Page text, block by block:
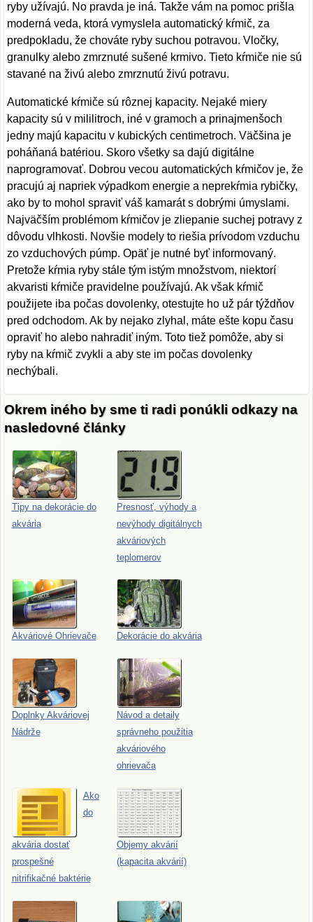
ryby užívajú. No pravda je iná. Takže vám na pomoc prišla
moderná veda, ktorá vymyslela automatický kŕmič, za
predpokladu, že chováte ryby suchou potravou. Vločky,
granulky alebo zmrznuté sušené krmivo. Tieto kŕmiče nie sú
stavané na živú alebo zmrznutú živú potravu.
Automatické kŕmiče sú rôznej kapacity. Nejaké miery
kapacity sú v mililitroch, iné v gramoch a prinajmenšoch
jedny majú kapacitu v kubických centimetroch. Väčšina je
poháňaná batériou. Skoro všetky sa dajú digitálne
naprogramovať. Dobrou vecou automatických kŕmičov je, že
pracujú aj napriek výpadkom energie a neprekŕmia rybičky,
ako by to mohol spraviť váš kamarát s dobrými úmyslami.
Najväčším problémom kŕmičov je zliepanie suchej potravy z
dôvodu vlhkosti. Novšie modely to riešia prívodom vzduchu
zo vzduchových púmp. Opäť je nutné byť informovaný.
Pretože kŕmia ryby stále tým istým množstvom, niektorí
akvaristi kŕmiče pravidelne používajú. Ak však kŕmič
použijete iba počas dovolenky, otestujte ho už pár týždňov
pred odchodom. Ak by nejako zlyhal, máte ešte kopu času
opraviť ho alebo nahradiť iným. Toto tiež pomôže, aby si
ryby na kŕmič zvykli a aby ste im počas dovolenky
nechýbali.
Okrem iného by sme ti radi ponúkli odkazy na
nasledovné články
Tipy na dekorácie do
akvária
Presnosť, výhody a
nevýhody digitálnych
akváriových
teplomerov
Akváriové Ohrievače Dekorácie do akvária
Doplnky Akváriovej
Nádrže
Návod a detaily
správneho použitia
akváriového
ohrievača
Ako
do
akvária dostať
prospešné
nitrifikačné baktérie
Objemy akvárií
(kapacita akvárií)